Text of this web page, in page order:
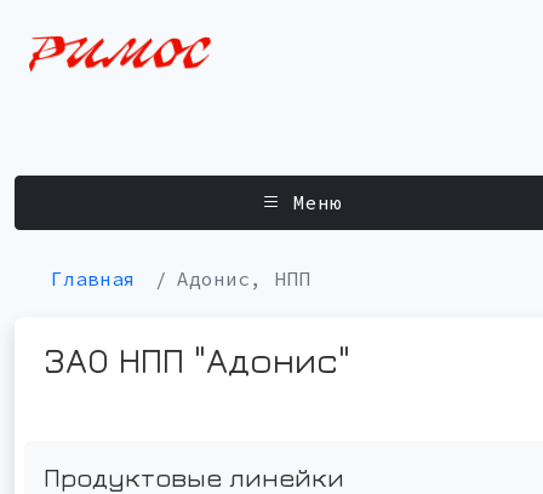
Меню
Главная Адонис, НПП
ЗАО НПП "Адонис"
Продуктовые линейки